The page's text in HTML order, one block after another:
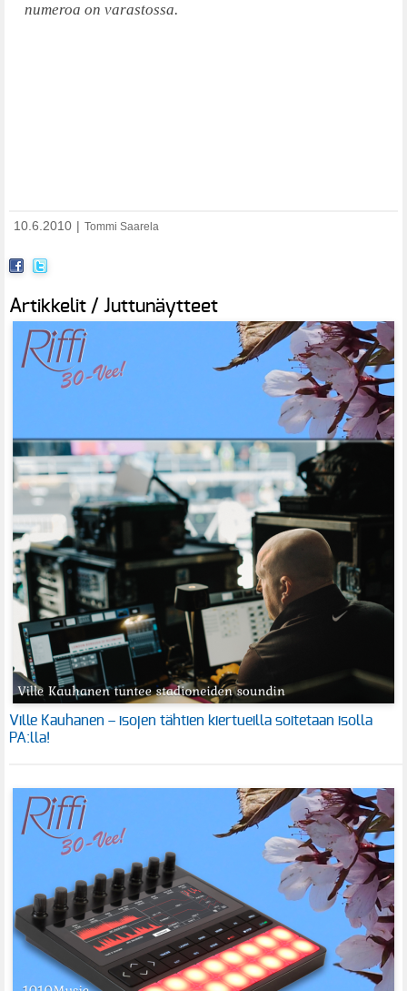
numeroa on varastossa.
10.6.2010 | Tommi Saarela
Artikkelit / Juttunäytteet
Ville Kauhanen – isojen tähtien kiertueilla soitetaan isolla
PA:lla!